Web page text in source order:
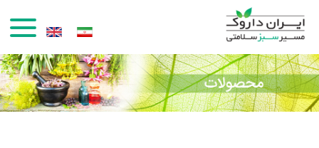
رفتن به محتوای اصلی